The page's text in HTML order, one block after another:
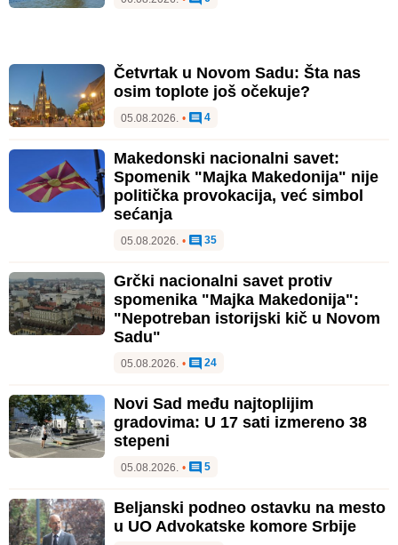
Četvrtak u Novom Sadu: Šta nas
osim toplote još očekuje?
05.08.2026. • 4
Makedonski nacionalni savet:
Spomenik "Majka Makedonija" nije
politička provokacija, već simbol
sećanja
05.08.2026. • 35
Grčki nacionalni savet protiv
spomenika "Majka Makedonija":
"Nepotreban istorijski kič u Novom
Sadu"
05.08.2026. • 24
Novi Sad među najtoplijim
gradovima: U 17 sati izmereno 38
stepeni
05.08.2026. • 5
Beljanski podneo ostavku na mesto
u UO Advokatske komore Srbije